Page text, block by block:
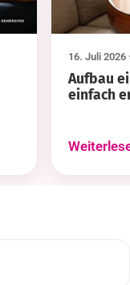
16. Juli 2026
Aufbau
einfach